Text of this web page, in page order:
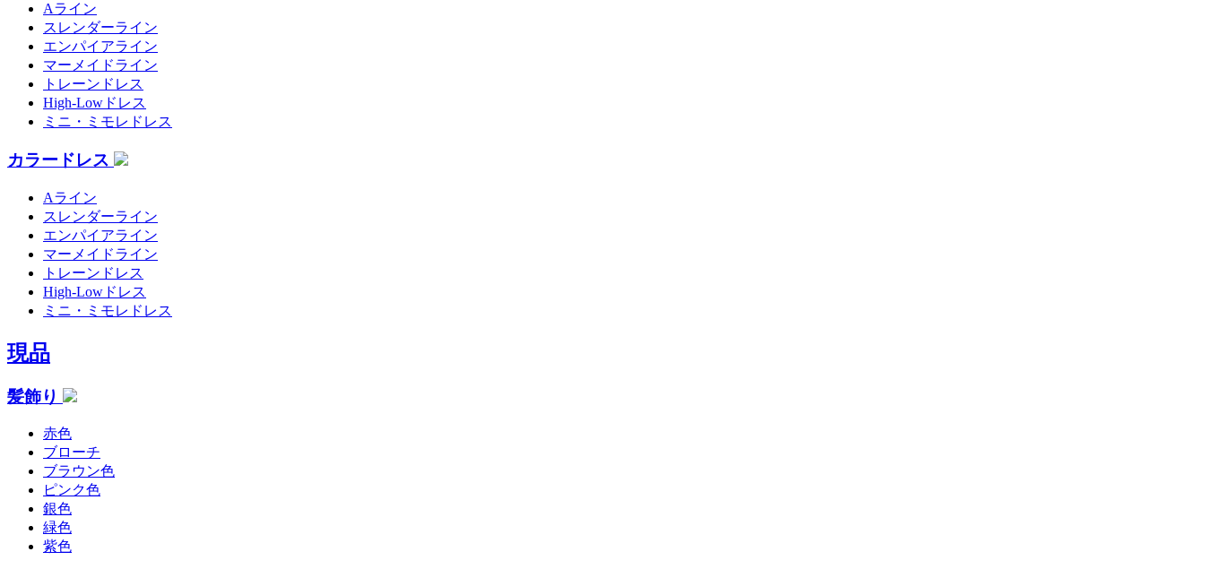
Aライン
スレンダーライン
エンパイアライン
マーメイドライン
トレーンドレス
High-Lowドレス
ミニ・ミモレドレス
カラードレス
Aライン
スレンダーライン
エンパイアライン
マーメイドライン
トレーンドレス
High-Lowドレス
ミニ・ミモレドレス
現品
髪飾り
赤色
ブローチ
ブラウン色
ピンク色
銀色
緑色
紫色